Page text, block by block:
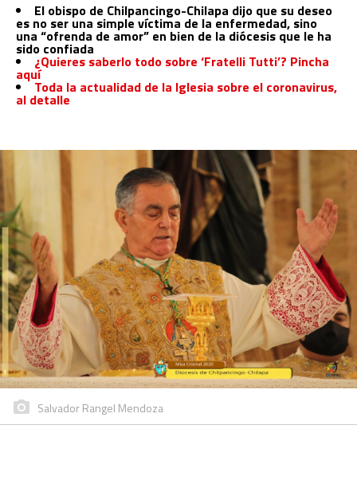
El obispo de Chilpancingo-Chilapa dijo que su deseo
es no ser una simple víctima de la enfermedad, sino
una “ofrenda de amor” en bien de la diócesis que le ha
sido confiada
¿Quieres saberlo todo sobre ‘Fratelli Tutti’? Pincha
aquí
Toda la actualidad de la Iglesia sobre el coronavirus,
al detalle
Salvador Rangel Mendoza